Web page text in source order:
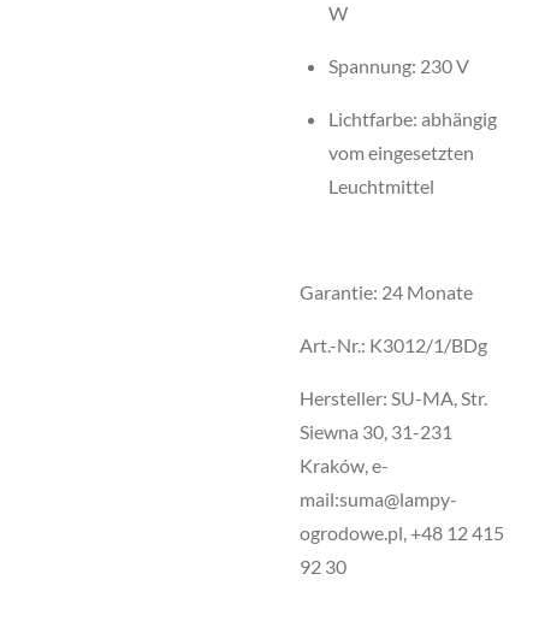
W
Spannung: 230 V
Lichtfarbe: abhängig
vom eingesetzten
Leuchtmittel
Garantie: 24 Monate
Art.-Nr.: K3012/1/BDg
Hersteller: SU-MA, Str.
Siewna 30, 31-231
Kraków, e-
mail:suma@lampy-
ogrodowe.pl, +48 12 415
92 30